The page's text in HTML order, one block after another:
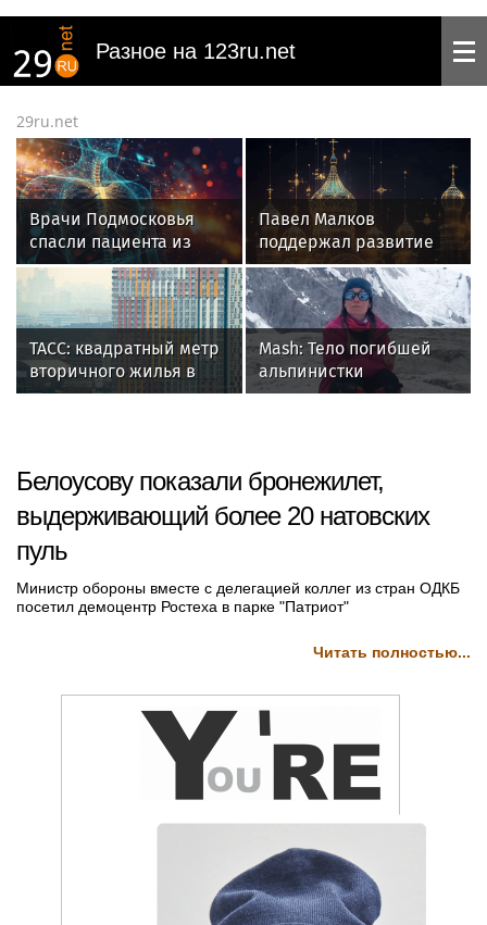
Разное на 123ru.net
29ru.net
Врачи Подмосковья
спасли пациента из
КНДР от инсульта
Павел Малков
поддержал развитие
фестиваля "Небо
России"
ТАСС: квадратный метр
вторичного жилья в
России подорожал
Mash: Тело погибшей
альпинистки
Наговициной останется
Белоусову показали бронежилет,
выдерживающий более 20 натовских
пуль
Министр обороны вместе с делегацией коллег из стран ОДКБ
посетил демоцентр Ростеха в парке "Патриот"
Читать полностью...